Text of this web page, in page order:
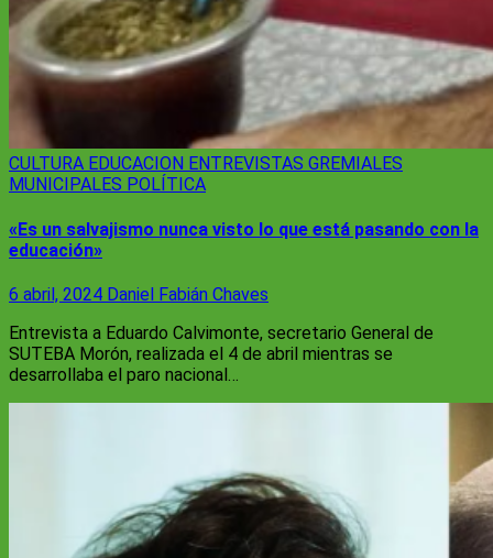
CULTURA EDUCACION ENTREVISTAS GREMIALES
MUNICIPALES POLÍTICA
«Es un salvajismo nunca visto lo que está pasando con la
educación»
6 abril, 2024 Daniel Fabián Chaves
Entrevista a Eduardo Calvimonte, secretario General de
SUTEBA Morón, realizada el 4 de abril mientras se
desarrollaba el paro nacional…